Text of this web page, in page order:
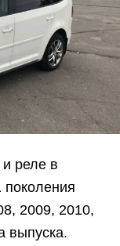
реле в
поколения
2009, 2010,
выпуска.